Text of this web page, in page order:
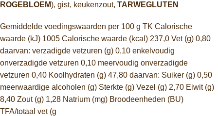
ROGEBLOEM), gist, keukenzout, TARWEGLUTEN
Gemiddelde voedingswaarden per 100 g TK Calorische
waarde (kJ) 1005 Calorische waarde (kcal) 237,0 Vet (g) 0,80
daarvan: verzadigde vetzuren (g) 0,10 enkelvoudig
onverzadigde vetzuren 0,10 meervoudig onverzadigde
vetzuren 0,40 Koolhydraten (g) 47,80 daarvan: Suiker (g) 0,50
meerwaardige alcoholen (g) Sterkte (g) Vezel (g) 2,70 Eiwit (g)
8,40 Zout (g) 1,28 Natrium (mg) Broodeenheden (BU)
TFA/totaal vet (g